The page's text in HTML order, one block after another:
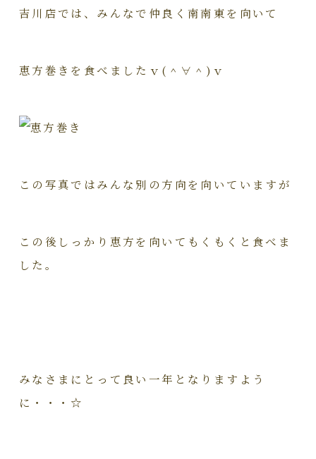
吉川店では、みんなで仲良く南南東を向いて
恵方巻きを食べましたｖ(＾∀＾)ｖ
この写真ではみんな別の方向を向いていますが
この後しっかり恵方を向いてもくもくと食べま
した。
みなさまにとって良い一年となりますよう
に・・・☆